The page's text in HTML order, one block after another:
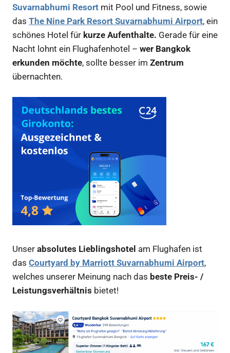
Suvarnabhumi Resort mit Pool und Fitness, sowie
das The Nine Park Resort Suvarnabhumi Airport, ein
schönes Hotel für kurze Aufenthalte. Gerade für eine
Nacht lohnt ein Flughafenhotel – wer Bangkok
erkunden möchte, sollte besser im Zentrum
übernachten.
Unser absolutes Lieblingshotel am Flughafen ist
das Courtyard by Marriott Suvarnabhumi Airport,
welches unserer Meinung nach das beste Preis- /
Leistungsverhältnis bietet!